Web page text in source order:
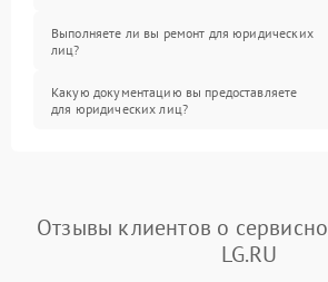
Выполняете ли вы ремонт для юридических
лиц?
Какую документацию вы предоставляете
для юридических лиц?
Отзывы клиентов о
LG.RU